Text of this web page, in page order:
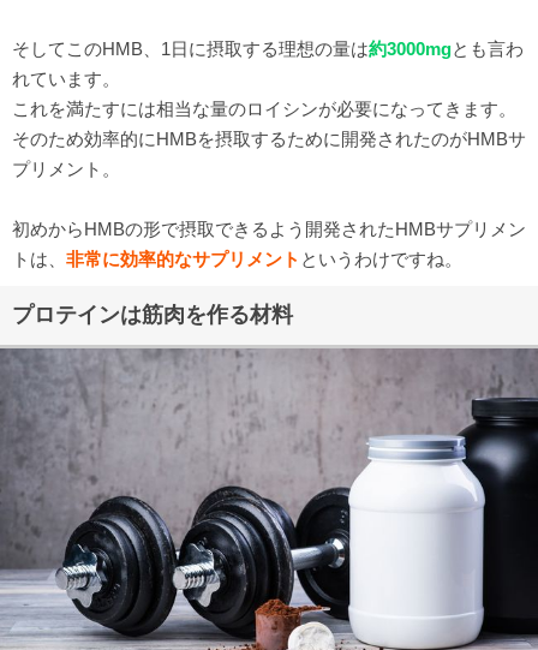
そしてこのHMB、1日に摂取する理想の量は約3000mgとも言わ
れています。
これを満たすには相当な量のロイシンが必要になってきます。
そのため効率的にHMBを摂取するために開発されたのがHMBサ
プリメント。
初めからHMBの形で摂取できるよう開発されたHMBサプリメン
トは、 非常に効率的なサプリメント というわけですね。
プロテインは筋肉を作る材料